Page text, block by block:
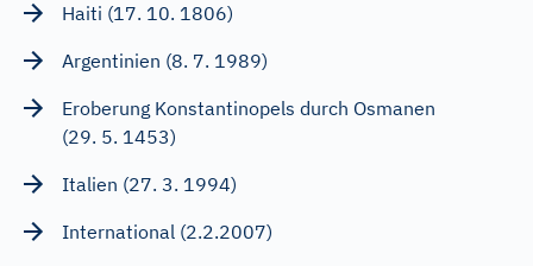
Haiti (17. 10. 1806)
Argentinien (8. 7. 1989)
Eroberung Konstantinopels durch Osmanen
(29. 5. 1453)
Italien (27. 3. 1994)
International (2.2.2007)